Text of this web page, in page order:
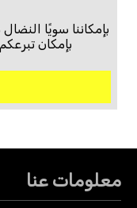
بإمكاننا سويًا
بإمكان
معلومات عنا